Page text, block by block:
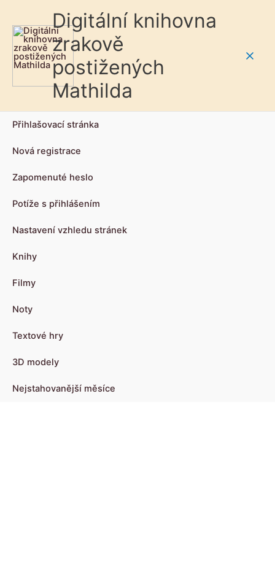
Digitální knihovna
zrakově
postižených
Mathilda
Přihlašovací stránka
Nová registrace
Zapomenuté heslo
Potíže s přihlášením
Nastavení vzhledu stránek
Knihy
Filmy
Noty
Textové hry
3D modely
Nejstahovanější měsíce